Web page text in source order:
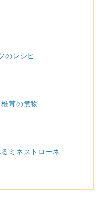
のレシピ
茸の煮物
ミネストローネ